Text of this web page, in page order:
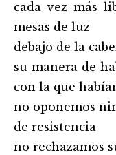
cada vez más
mesas de luz
debajo de la
su manera de
con la que
no oponemos
de resistencia
no rechazamos